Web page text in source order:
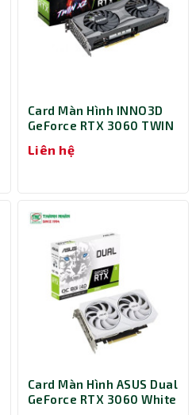
Card Màn Hình INNO3D
GeForce RTX 3060 TWIN
1190VA32A)
Liên hệ
Card Màn Hình ASUS Dual
GeForce RTX 3060 White